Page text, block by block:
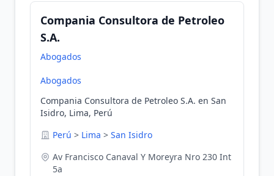
Compania Consultora de Petroleo
S.A.
Abogados
Abogados
Compania Consultora de Petroleo S.A. en San
Isidro, Lima, Perú
Perú > Lima > San Isidro
Av Francisco Canaval Y Moreyra Nro 230 Int
5a